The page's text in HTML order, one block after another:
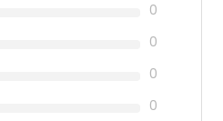
0
0
0
0